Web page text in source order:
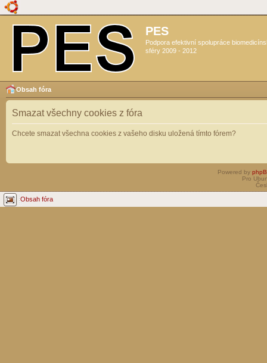
PES
Podpora efektivní spolupráce
sféry 2009 - 2012
Obsah fóra
Smazat všechny cookies z fóra
Chcete smazat všechna cookies z vašeho disku uložená tímto fórem?
Powered by
Pro
Obsah fóra